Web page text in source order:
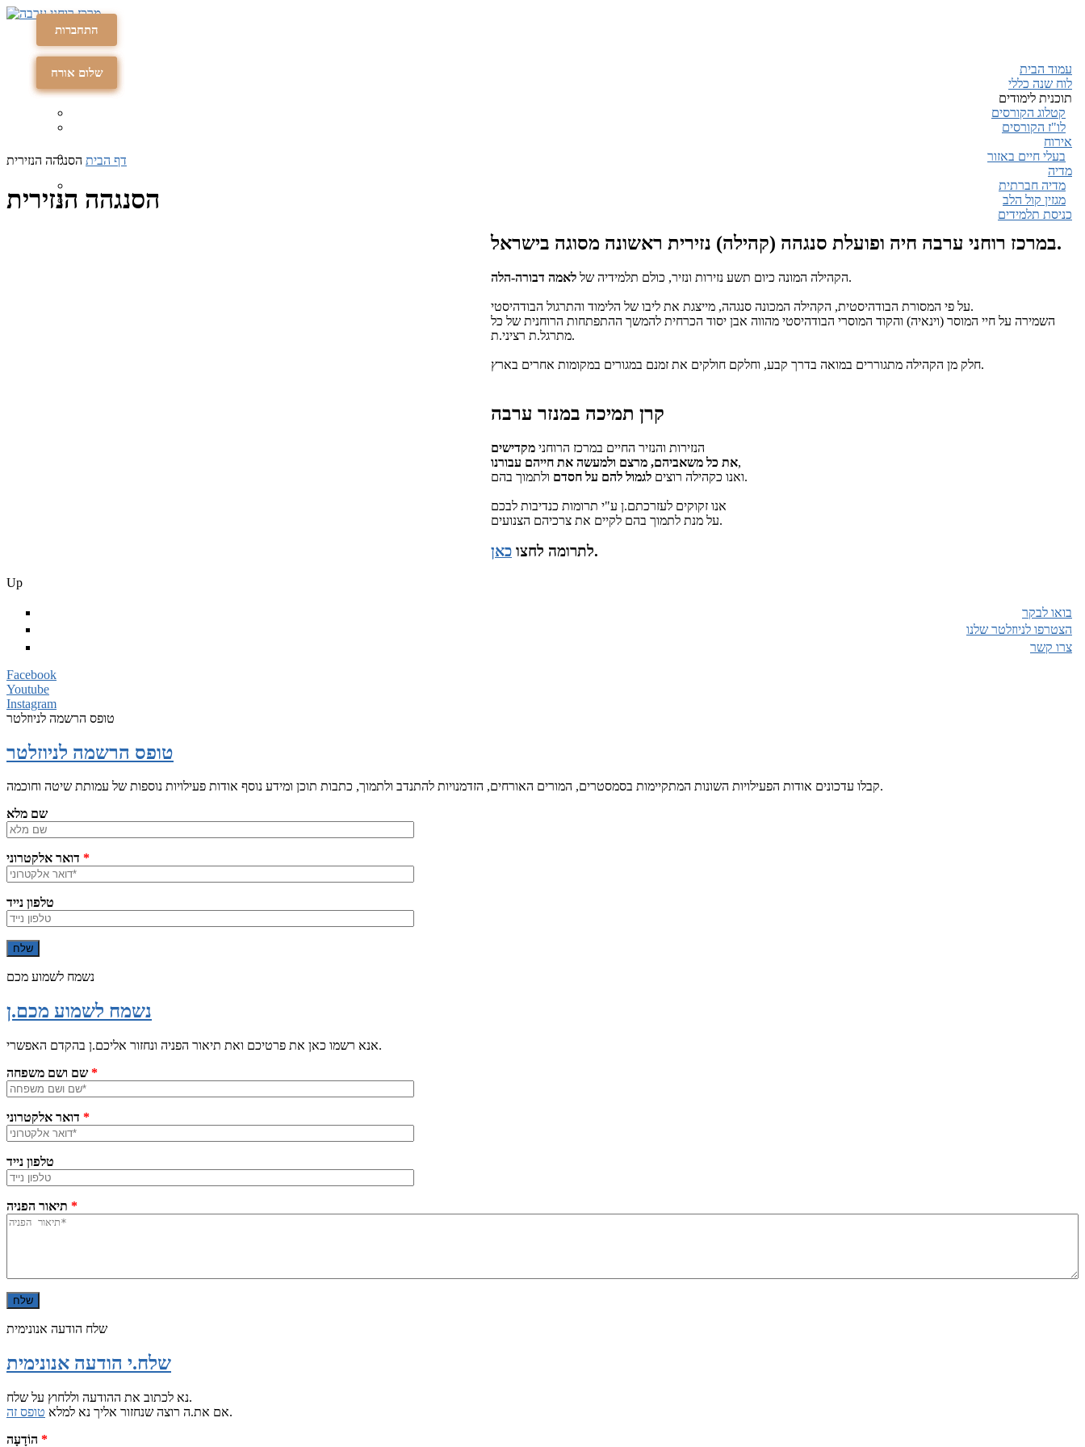
תרומה
התחברות
עמוד הבית
לוח שנה כללי
תוכנית לימודים
קטלוג הקורסים
לו"ז הקורסים
אירוח
בעלי חיים באזור
מדיה
מדיה חברתית
מגזין קול הלב
כניסת תלמידים
דף הבית הסנגהה הנזירית
הסנגהה הנזירית
במרכז רוחני ערבה חיה ופועלת סנגהה (קהילה) נזירית ראשונה מסוגה בישראל.
הקהילה המונה כיום תשע נזירות ונזיר, כולם תלמידיה של לאמה דבורה-הלה .
על פי המסורת הבודהיסטית, הקהילה המכונה סנגהה, מייצגת את ליבו של הלימוד והתרגול הבודהיסטי.
השמירה על חיי המוסר (וינאיה) והקוד המוסרי הבודהיסטי מהווה אבן יסוד הכרחית להמשך ההתפתחות הרוחנית של כל
מתרגל.ת רציני.ת.
חלק מן הקהילה מתגוררים במואה בדרך קבע, וחלקם חולקים את זמנם במגורים במקומות אחרים בארץ.
קרן תמיכה במנזר ערבה
הנזירות והנזיר החיים במרכז הרוחני מקדישים
את כל משאביהם, מרצם ולמעשה את חייהם עבורנו,
ואנו כקהילה רוצים לגמול להם על חסדם ולתמוך בהם.
אנו זקוקים לעזרכתם.ן ע"י תרומות כנדיבות לבכם
על מנת לתמוך בהם לקיים את צרכיהם הצנועים.
לתרומה לחצו כאן .
Up
בואו לבקר
הצטרפו לניוזלטר שלנו
צרו קשר
תרומה
Facebook
Youtube
Instagram
שלום אורח
טופס הרשמה לניוזלטר
טופס הרשמה לניוזלטר
קבלו עדכונים אודות הפעילויות השונות המתקיימות בסמסטרים, המורים האורחים, הזדמנויות להתנדב ולתמוך, כתבות תוכן ומידע נוסף אודות פעילויות נוספות של עמותת שיטה וחוכמה.
שם מלא
*
טלפון נייד
נשמח לשמוע מכם
נשמח לשמוע מכם.ן
אנא רשמו כאן את פרטיכם ואת תיאור הפניה ונחזור אליכם.ן בהקדם האפשרי.
*
*
טלפון נייד
*
שלח הודעה אנונימית
שלח.י הודעה אנונימית
נא לכתוב את ההודעה וללחוץ על שלח.
אם את.ה רוצה שנחזור אליך נא למלא טופס זה
.
*